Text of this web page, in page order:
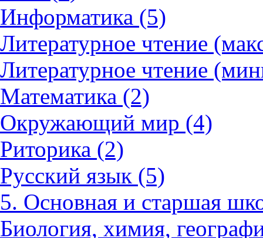
Информатика (5)
Литературное чтение
Литературное чтение
Математика (2)
Окружающий мир (4)
Риторика (2)
Русский язык (5)
5. Основная и старшая
Биология, химия,